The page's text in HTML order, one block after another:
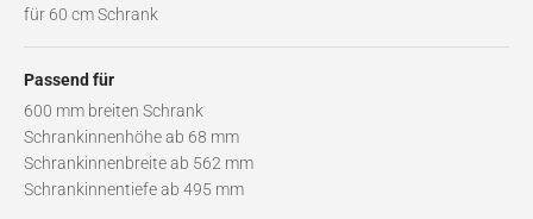
für 60 cm Schrank
Passend für
600 mm breiten Schrank
Schrankinnenhöhe ab 68 mm
Schrankinnenbreite ab 562 mm
Schrankinnentiefe ab 495 mm